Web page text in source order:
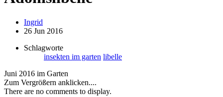
Ingrid
26 Jun 2016
Schlagworte
insekten im garten libelle
Juni 2016 im Garten
Zum Vergrößern anklicken....
There are no comments to display.